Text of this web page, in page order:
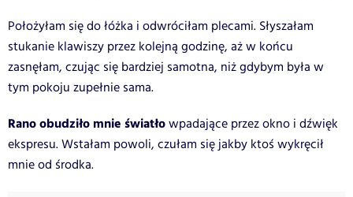
Położyłam się do łóżka i odwróciłam plecami. Słyszałam
stukanie klawiszy przez kolejną godzinę, aż w końcu
zasnęłam, czując się bardziej samotna, niż gdybym była w
tym pokoju zupełnie sama.
Rano obudziło mnie światłowpadające przez okno i dźwięk
ekspresu. Wstałam powoli, czułam się jakby ktoś wykręcił
mnie od środka.